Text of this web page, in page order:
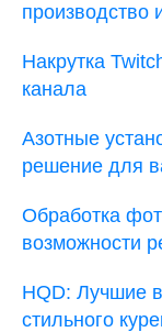
производство
Накрутка
канала
Азотные
решение для
Обработка
возможности
HQD: Лучшие
стильного